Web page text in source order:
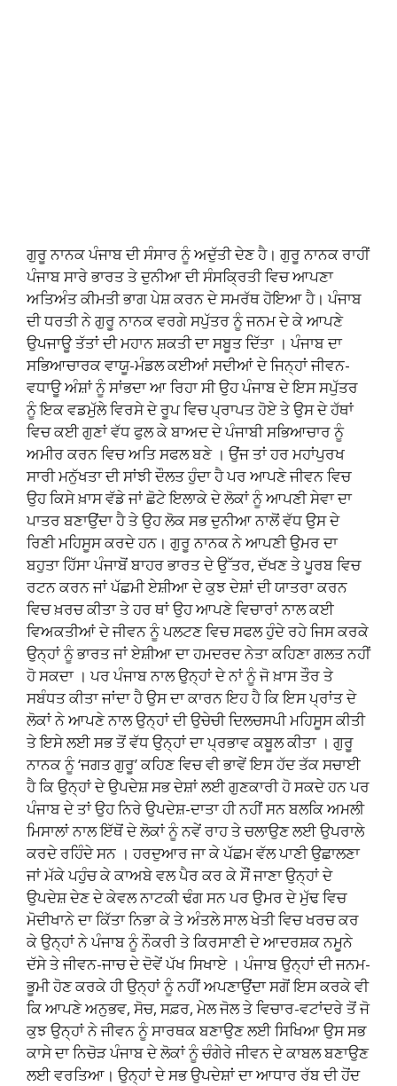
ਗੁਰੂ ਨਾਨਕ ਪੰਜਾਬ ਦੀ ਸੰਸਾਰ ਨੂੰ ਅਦੁੱਤੀ ਦੇਣ ਹੈ। ਗੁਰੂ ਨਾਨਕ ਰਾਹੀਂ
ਪੰਜਾਬ ਸਾਰੇ ਭਾਰਤ ਤੇ ਦੁਨੀਆ ਦੀ ਸੰਸਕ੍ਰਿਤੀ ਵਿਚ ਆਪਣਾ
ਅਤਿਅੰਤ ਕੀਮਤੀ ਭਾਗ ਪੇਸ਼ ਕਰਨ ਦੇ ਸਮਰੱਥ ਹੋਇਆ ਹੈ। ਪੰਜਾਬ
ਦੀ ਧਰਤੀ ਨੇ ਗੁਰੂ ਨਾਨਕ ਵਰਗੇ ਸਪੁੱਤਰ ਨੂੰ ਜਨਮ ਦੇ ਕੇ ਆਪਣੇ
ਉਪਜਾਊ ਤੱਤਾਂ ਦੀ ਮਹਾਨ ਸ਼ਕਤੀ ਦਾ ਸਬੂਤ ਦਿੱਤਾ । ਪੰਜਾਬ ਦਾ
ਸਭਿਆਚਾਰਕ ਵਾਯੂ-ਮੰਡਲ ਕਈਆਂ ਸਦੀਆਂ ਦੇ ਜਿਨ੍ਹਾਂ ਜੀਵਨ-
ਵਧਾਊ ਅੰਸ਼ਾਂ ਨੂੰ ਸਾਂਭਦਾ ਆ ਰਿਹਾ ਸੀ ਉਹ ਪੰਜਾਬ ਦੇ ਇਸ ਸਪੁੱਤਰ
ਨੂੰ ਇਕ ਵਡਮੁੱਲੇ ਵਿਰਸੇ ਦੇ ਰੂਪ ਵਿਚ ਪ੍ਰਾਪਤ ਹੋਏ ਤੇ ਉਸ ਦੇ ਹੱਥਾਂ
ਵਿਚ ਕਈ ਗੁਣਾਂ ਵੱਧ ਫੁਲ ਕੇ ਬਾਅਦ ਦੇ ਪੰਜਾਬੀ ਸਭਿਆਚਾਰ ਨੂੰ
ਅਮੀਰ ਕਰਨ ਵਿਚ ਅਤਿ ਸਫਲ ਬਣੇ । ਉਂਜ ਤਾਂ ਹਰ ਮਹਾਂਪੁਰਖ
ਸਾਰੀ ਮਨੁੱਖਤਾ ਦੀ ਸਾਂਝੀ ਦੌਲਤ ਹੁੰਦਾ ਹੈ ਪਰ ਆਪਣੇ ਜੀਵਨ ਵਿਚ
ਉਹ ਕਿਸੇ ਖ਼ਾਸ ਵੱਡੇ ਜਾਂ ਛੋਟੇ ਇਲਾਕੇ ਦੇ ਲੋਕਾਂ ਨੂੰ ਆਪਣੀ ਸੇਵਾ ਦਾ
ਪਾਤਰ ਬਣਾਉਂਦਾ ਹੈ ਤੇ ਉਹ ਲੋਕ ਸਭ ਦੁਨੀਆ ਨਾਲੋਂ ਵੱਧ ਉਸ ਦੇ
ਰਿਣੀ ਮਹਿਸੂਸ ਕਰਦੇ ਹਨ। ਗੁਰੂ ਨਾਨਕ ਨੇ ਆਪਣੀ ਉਮਰ ਦਾ
ਬਹੁਤਾ ਹਿੱਸਾ ਪੰਜਾਬੋਂ ਬਾਹਰ ਭਾਰਤ ਦੇ ਉੱਤਰ, ਦੱਖਣ ਤੇ ਪੂਰਬ ਵਿਚ
ਰਟਨ ਕਰਨ ਜਾਂ ਪੱਛਮੀ ਏਸ਼ੀਆ ਦੇ ਕੁਝ ਦੇਸ਼ਾਂ ਦੀ ਯਾਤਰਾ ਕਰਨ
ਵਿਚ ਖ਼ਰਚ ਕੀਤਾ ਤੇ ਹਰ ਥਾਂ ਉਹ ਆਪਣੇ ਵਿਚਾਰਾਂ ਨਾਲ ਕਈ
ਵਿਅਕਤੀਆਂ ਦੇ ਜੀਵਨ ਨੂੰ ਪਲਟਣ ਵਿਚ ਸਫਲ ਹੁੰਦੇ ਰਹੇ ਜਿਸ ਕਰਕੇ
ਉਨ੍ਹਾਂ ਨੂੰ ਭਾਰਤ ਜਾਂ ਏਸ਼ੀਆ ਦਾ ਹਮਦਰਦ ਨੇਤਾ ਕਹਿਣਾ ਗਲਤ ਨਹੀਂ
ਹੋ ਸਕਦਾ । ਪਰ ਪੰਜਾਬ ਨਾਲ ਉਨ੍ਹਾਂ ਦੇ ਨਾਂ ਨੂੰ ਜੋ ਖ਼ਾਸ ਤੌਰ ਤੇ
ਸਬੰਧਤ ਕੀਤਾ ਜਾਂਦਾ ਹੈ ਉਸ ਦਾ ਕਾਰਨ ਇਹ ਹੈ ਕਿ ਇਸ ਪ੍ਰਾਂਤ ਦੇ
ਲੋਕਾਂ ਨੇ ਆਪਣੇ ਨਾਲ ਉਨ੍ਹਾਂ ਦੀ ਉਚੇਚੀ ਦਿਲਚਸਪੀ ਮਹਿਸੂਸ ਕੀਤੀ
ਤੇ ਇਸੇ ਲਈ ਸਭ ਤੋਂ ਵੱਧ ਉਨ੍ਹਾਂ ਦਾ ਪ੍ਰਭਾਵ ਕਬੂਲ ਕੀਤਾ । ਗੁਰੂ
ਨਾਨਕ ਨੂੰ ‘ਜਗਤ ਗੁਰੂ’ ਕਹਿਣ ਵਿਚ ਵੀ ਭਾਵੇਂ ਇਸ ਹੱਦ ਤੱਕ ਸਚਾਈ
ਹੈ ਕਿ ਉਨ੍ਹਾਂ ਦੇ ਉਪਦੇਸ਼ ਸਭ ਦੇਸ਼ਾਂ ਲਈ ਗੁਣਕਾਰੀ ਹੋ ਸਕਦੇ ਹਨ ਪਰ
ਪੰਜਾਬ ਦੇ ਤਾਂ ਉਹ ਨਿਰੇ ਉਪਦੇਸ਼-ਦਾਤਾ ਹੀ ਨਹੀਂ ਸਨ ਬਲਕਿ ਅਮਲੀ
ਮਿਸਾਲਾਂ ਨਾਲ ਇੱਥੋਂ ਦੇ ਲੋਕਾਂ ਨੂੰ ਨਵੇਂ ਰਾਹ ਤੇ ਚਲਾਉਣ ਲਈ ਉਪਰਾਲੇ
ਕਰਦੇ ਰਹਿੰਦੇ ਸਨ । ਹਰਦੁਆਰ ਜਾ ਕੇ ਪੱਛਮ ਵੱਲ ਪਾਣੀ ਉਛਾਲਣਾ
ਜਾਂ ਮੱਕੇ ਪਹੁੰਚ ਕੇ ਕਾਅਬੇ ਵਲ ਪੈਰ ਕਰ ਕੇ ਸੌਂ ਜਾਣਾ ਉਨ੍ਹਾਂ ਦੇ
ਉਪਦੇਸ਼ ਦੇਣ ਦੇ ਕੇਵਲ ਨਾਟਕੀ ਢੰਗ ਸਨ ਪਰ ਉਮਰ ਦੇ ਮੁੱਢ ਵਿਚ
ਮੋਦੀਖਾਨੇ ਦਾ ਕਿੱਤਾ ਨਿਭਾ ਕੇ ਤੇ ਅੰਤਲੇ ਸਾਲ ਖੇਤੀ ਵਿਚ ਖਰਚ ਕਰ
ਕੇ ਉਨ੍ਹਾਂ ਨੇ ਪੰਜਾਬ ਨੂੰ ਨੌਕਰੀ ਤੇ ਕਿਰਸਾਣੀ ਦੇ ਆਦਰਸ਼ਕ ਨਮੂਨੇ
ਦੱਸੇ ਤੇ ਜੀਵਨ-ਜਾਚ ਦੇ ਦੋਵੇਂ ਪੱਖ ਸਿਖਾਏ । ਪੰਜਾਬ ਉਨ੍ਹਾਂ ਦੀ ਜਨਮ-
ਭੂਮੀ ਹੋਣ ਕਰਕੇ ਹੀ ਉਨ੍ਹਾਂ ਨੂੰ ਨਹੀਂ ਅਪਣਾਉਂਦਾ ਸਗੋਂ ਇਸ ਕਰਕੇ ਵੀ
ਕਿ ਆਪਣੇ ਅਨੁਭਵ, ਸੋਚ, ਸਫ਼ਰ, ਮੇਲ ਜੋਲ ਤੇ ਵਿਚਾਰ-ਵਟਾਂਦਰੇ ਤੋਂ ਜੋ
ਕੁਝ ਉਨ੍ਹਾਂ ਨੇ ਜੀਵਨ ਨੂੰ ਸਾਰਥਕ ਬਣਾਉਣ ਲਈ ਸਿਖਿਆ ਉਸ ਸਭ
ਕਾਸੇ ਦਾ ਨਿਚੋੜ ਪੰਜਾਬ ਦੇ ਲੋਕਾਂ ਨੂੰ ਚੰਗੇਰੇ ਜੀਵਨ ਦੇ ਕਾਬਲ ਬਣਾਉਣ
ਲਈ ਵਰਤਿਆ। ਉਨ੍ਹਾਂ ਦੇ ਸਭ ਉਪਦੇਸ਼ਾਂ ਦਾ ਆਧਾਰ ਰੱਬ ਦੀ ਹੋਂਦ